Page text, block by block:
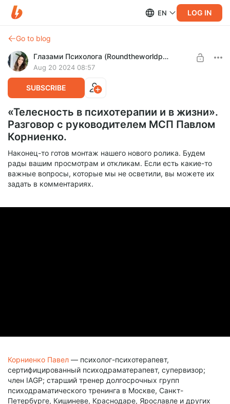
EN LOG IN
Go to blog
Глазами Психолога (Roundtheworldpsy)
Aug 20 2024 08:57
SUBSCRIBE
«Телесность в психотерапии и в жизни».
Разговор с руководителем МСП Павлом
Корниенко.
Наконец-то готов монтаж нашего нового ролика. Будем
рады вашим просмотрам и откликам. Если есть какие-то
важные вопросы, которые мы не осветили, вы можете их
задать в комментариях.
Корниенко Павел — психолог-психотерапевт,
сертифицированный психодраматерапевт, супервизор;
член IAGP; старший тренер долгосрочных групп
психодраматического тренинга в Москве, Санкт-
Петербурге, Кишиневе, Краснодаре, Ярославле и других